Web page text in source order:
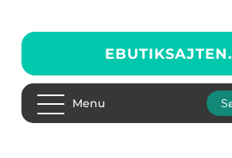
EBUTIKSAJTEN.
Menu